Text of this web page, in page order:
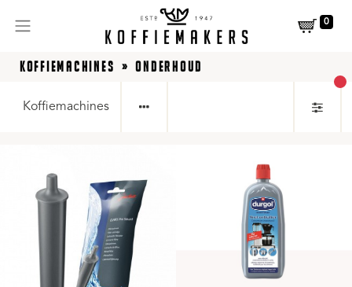
0
KOFFIEMACHINES ONDERHOUD
Koffiemachines